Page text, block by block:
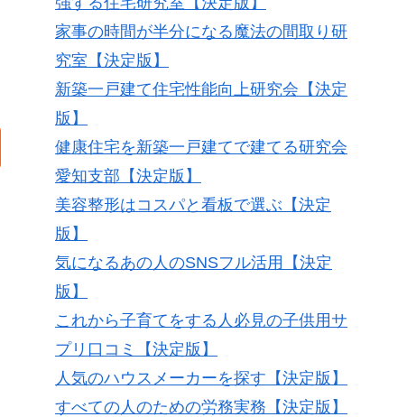
家事の時間が半分になる魔法の間取り研
究室【決定版】
新築一戸建て住宅性能向上研究会【決定
版】
健康住宅を新築一戸建てで建てる研究会
愛知支部【決定版】
美容整形はコスパと看板で選ぶ【決定
版】
気になるあの人のSNSフル活用【決定
版】
これから子育てをする人必見の子供用サ
プリ口コミ【決定版】
人気のハウスメーカーを探す【決定版】
すべての人のための労務実務【決定版】